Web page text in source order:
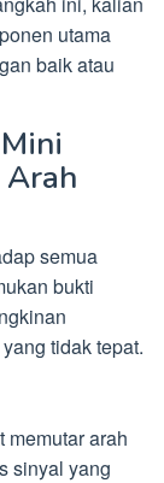
utama
baik atau
semua
bukti
tidak tepat.
memutar arah
sinyal yang